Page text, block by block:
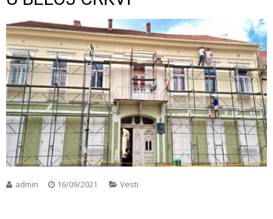
admin 16/09/2021 Vesti